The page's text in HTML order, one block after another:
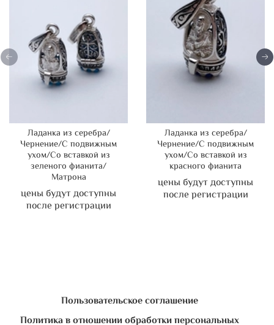
Ладанка из серебра/
Чернение/С подвижным
ухом/Со вставкой из
зеленого фианита/
Матрона
цены будут доступны
после регистрации
Ладанка из серебра/
Чернение/С подвижным
ухом/Со вставкой из
красного фианита
цены будут доступны
после регистрации
Пользовательское соглашение
Политика в отношении обработки персональных